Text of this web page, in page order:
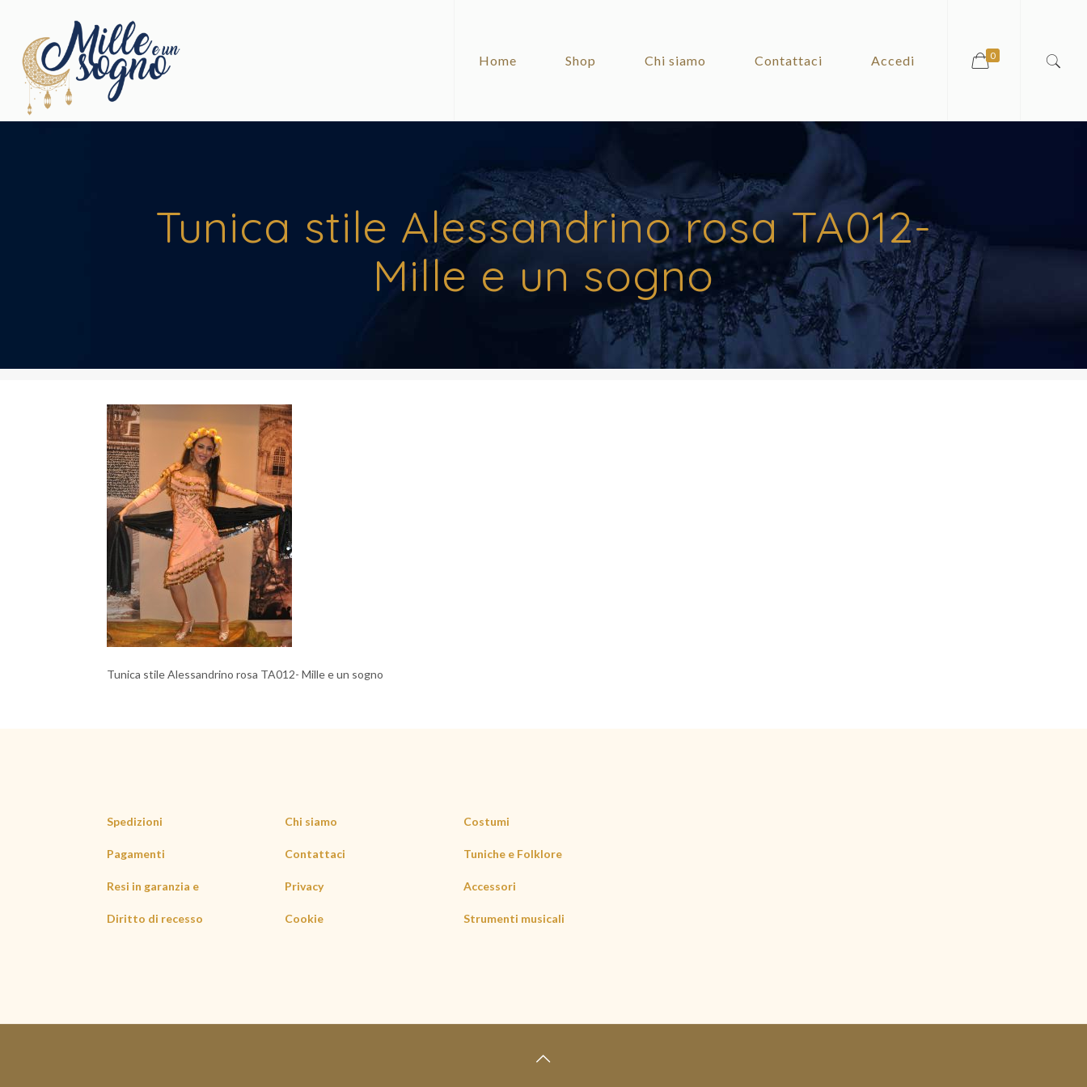
Home Shop Chi siamo Contattaci Accedi 0
Tunica stile Alessandrino rosa TA012-
Mille e un sogno
Tunica stile Alessandrino rosa TA012- Mille e un sogno
Spedizioni
Pagamenti
Resi in garanzia e
Diritto di recesso
Chi siamo
Contattaci
Privacy
Cookie
Costumi
Tuniche e Folklore
Accessori
Strumenti musicali